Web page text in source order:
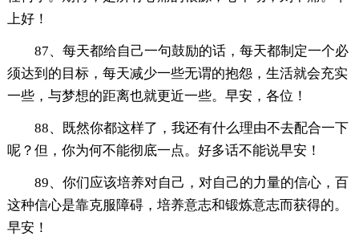
上好！
87、每天都给自己一句鼓励的话，每天都制定一个必
须达到的目标，每天减少一些无谓的抱怨，生活就会充实
一些，与梦想的距离也就更近一些。早安，各位！
88、既然你都这样了，我还有什么理由不去配合一下
呢？但，你为何不能彻底一点。好多话不能说早安！
89、你们应该培养对自己，对自己的力量的信心，百
这种信心是靠克服障碍，培养意志和锻炼意志而获得的。
早安！